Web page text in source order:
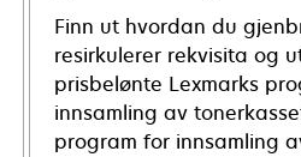
Finn ut hvordan du
resirkulerer rekvisita og
prisbelønte Lexmarks
innsamling av
program for innsamling